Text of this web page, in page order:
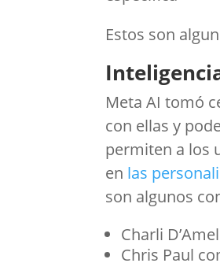
Estos son
Meta AI tomó
con ellas y
permiten a los
en las
son algunos
Charli
Chris Paul